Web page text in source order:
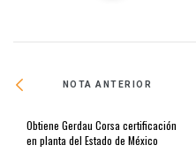
NOTA ANTERIOR
Obtiene Gerdau Corsa certificación
en planta del Estado de México